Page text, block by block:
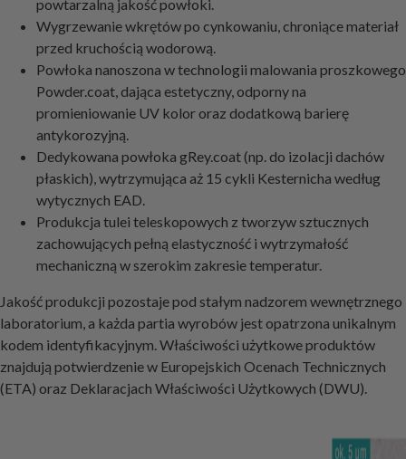
powtarzalną jakość powłoki.
Wygrzewanie wkrętów po cynkowaniu, chroniące materiał
przed kruchością wodorową.
Powłoka nanoszona w technologii malowania proszkowego
Powder.coat, dająca estetyczny, odporny na
promieniowanie UV kolor oraz dodatkową barierę
antykorozyjną.
Dedykowana powłoka gRey.coat (np. do izolacji dachów
płaskich), wytrzymująca aż 15 cykli Kesternicha według
wytycznych EAD.
Produkcja tulei teleskopowych z tworzyw sztucznych
zachowujących pełną elastyczność i wytrzymałość
mechaniczną w szerokim zakresie temperatur.
Jakość produkcji pozostaje pod stałym nadzorem wewnętrznego
laboratorium, a każda partia wyrobów jest opatrzona unikalnym
kodem identyfikacyjnym. Właściwości użytkowe produktów
znajdują potwierdzenie w Europejskich Ocenach Technicznych
(ETA) oraz Deklaracjach Właściwości Użytkowych (DWU).